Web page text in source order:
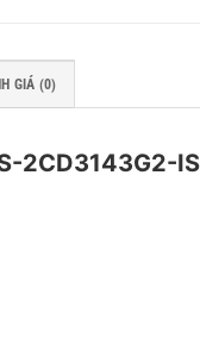
GIÁ (0)
2CD3143G2-